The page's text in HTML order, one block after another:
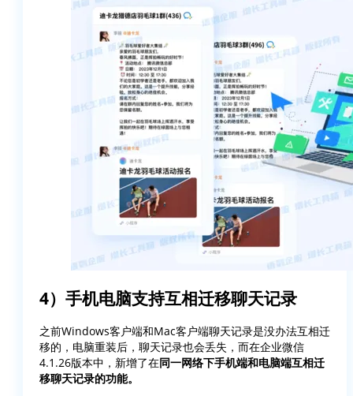
4）手机电脑支持互相迁移聊天记录
之前Windows客户端和Mac客户端聊天记录是没办法互相迁
移的，电脑重装后，聊天记录也会丢失，而在企业微信
4.1.26版本中，新增了在同一网络下手机端和电脑端互相迁
移聊天记录的功能。